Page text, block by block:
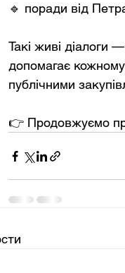
🔹 поради від
Такі живі діалоги
допомагає
публічними
👉 Продовжуємо